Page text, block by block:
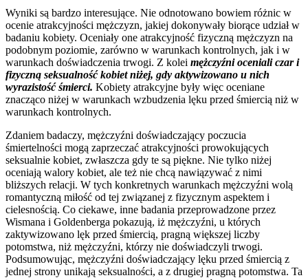
Wyniki są bardzo interesujące. Nie odnotowano bowiem różnic w
ocenie atrakcyjności mężczyzn, jakiej dokonywały biorące udział w
badaniu kobiety. Oceniały one atrakcyjność fizyczną mężczyzn na
podobnym poziomie, zarówno w warunkach kontrolnych, jak i w
warunkach doświadczenia trwogi. Z kolei mężczyźni oceniali czar i
fizyczną seksualność kobiet niżej, gdy aktywizowano u nich
wyrazistość śmierci. Kobiety atrakcyjne były więc oceniane
znacząco niżej w warunkach wzbudzenia lęku przed śmiercią niż w
warunkach kontrolnych.
Zdaniem badaczy, mężczyźni doświadczający poczucia
śmiertelności mogą zaprzeczać atrakcyjności prowokujących
seksualnie kobiet, zwłaszcza gdy te są piękne. Nie tylko niżej
oceniają walory kobiet, ale też nie chcą nawiązywać z nimi
bliższych relacji. W tych konkretnych warunkach mężczyźni wolą
romantyczną miłość od tej związanej z fizycznym aspektem i
cielesnością. Co ciekawe, inne badania przeprowadzone przez
Wismana i Goldenberga pokazują, iż mężczyźni, u których
zaktywizowano lęk przed śmiercią, pragną większej liczby
potomstwa, niż mężczyźni, którzy nie doświadczyli trwogi.
Podsumowując, mężczyźni doświadczający lęku przed śmiercią z
jednej strony unikają seksualności, a z drugiej pragną potomstwa. Ta